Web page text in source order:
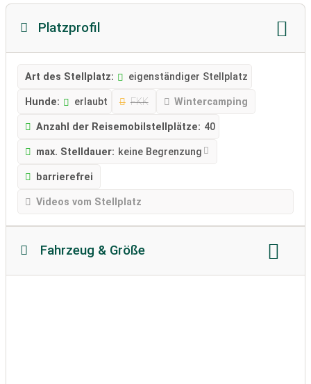
Platzprofil
Art des Stellplatz: eigenständiger Stellplatz
Hunde: erlaubt FKK Wintercamping
Anzahl der Reisemobilstellplätze: 40
max. Stelldauer: keine Begrenzung
barrierefrei
Videos vom Stellplatz
Fahrzeug & Größe